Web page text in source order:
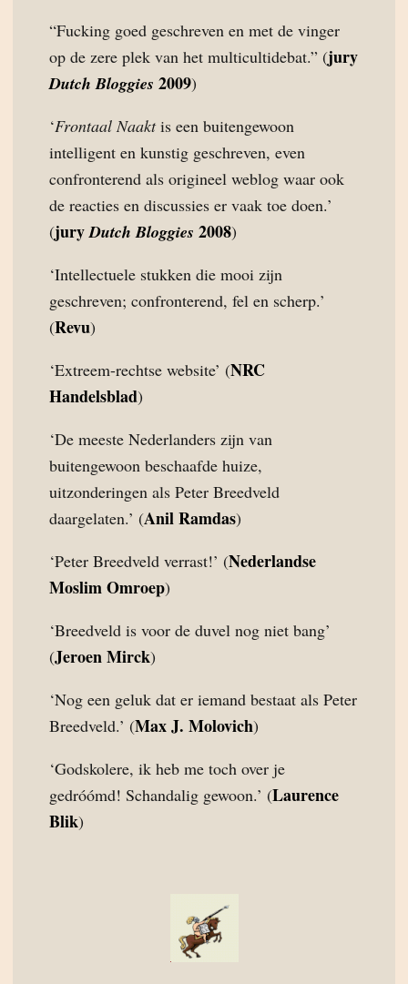
“Fucking goed geschreven en met de vinger
op de zere plek van het multicultidebat.” (jury
Dutch Bloggies 2009)
‘Frontaal Naaktis een buitengewoon
intelligent en kunstig geschreven, even
confronterend als origineel weblog waar ook
de reacties en discussies er vaak toe doen.’
(juryDutch Bloggies 2008)
‘Intellectuele stukken die mooi zijn
geschreven; confronterend, fel en scherp.’
(Revu)
‘Extreem-rechtse website’ (NRC
Handelsblad)
‘De meeste Nederlanders zijn van
buitengewoon beschaafde huize,
uitzonderingen als Peter Breedveld
daargelaten.’ (Anil Ramdas)
‘Peter Breedveld verrast!’ (Nederlandse
Moslim Omroep)
‘Breedveld is voor de duvel nog niet bang’
(Jeroen Mirck)
‘Nog een geluk dat er iemand bestaat als Peter
Breedveld.’ (Max J. Molovich)
‘Godskolere, ik heb me toch over je
gedróómd! Schandalig gewoon.’ (Laurence
Blik)